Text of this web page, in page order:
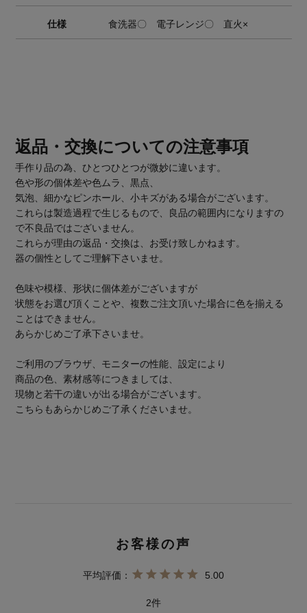
仕様 食洗器〇 電子レンジ〇 直火×
返品・交換についての注意事項
手作り品の為、ひとつひとつが微妙に違います。
色や形の個体差や色ムラ、黒点、
気泡、細かなピンホール、小キズがある場合がございます。
これらは製造過程で生じるもので、良品の範囲内になりますの
で不良品ではございません。
これらが理由の返品・交換は、お受け致しかねます。
器の個性としてご理解下さいませ。
色味や模様、形状に個体差がございますが
状態をお選び頂くことや、複数ご注文頂いた場合に色を揃える
ことはできません。
あらかじめご了承下さいませ。
ご利用のブラウザ、モニターの性能、設定により
商品の色、素材感等につきましては、
現物と若干の違いが出る場合がございます。
こちらもあらかじめご了承くださいませ。
5.00
2